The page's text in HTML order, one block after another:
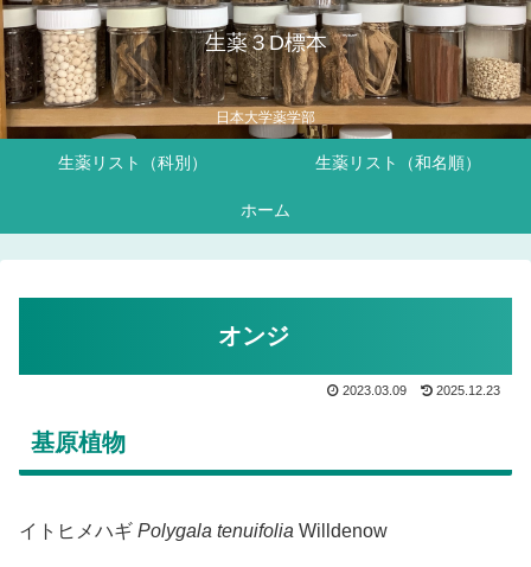
生薬３D標本
日本大学薬学部
生薬リスト（科別） 生薬リスト（和名順）
ホーム
オンジ
2023.03.09 2025.12.23
基原植物
イトヒメハギ Polygala tenuifolia Willdenow